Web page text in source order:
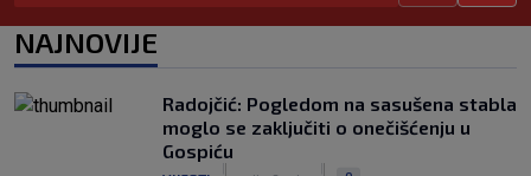
NAJNOVIJE
Radojčić: Pogledom na sasušena stabla
moglo se zaključiti o onečišćenju u
Gospiću